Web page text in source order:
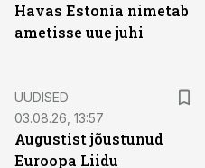
Havas Estonia nimetab
ametisse uue juhi
UUDISED
03.08.26, 13:57
Augustist jõustunud
Euroopa Liidu